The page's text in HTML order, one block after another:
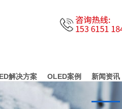
解决方案 OLED案例 新闻资讯